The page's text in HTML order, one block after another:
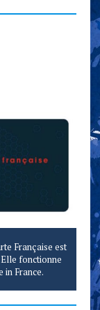
Française est
fonctionne
in France.